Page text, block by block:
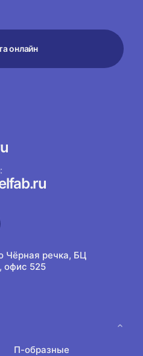
онлайн
Чёрная речка, БЦ
офис 525
П-образные